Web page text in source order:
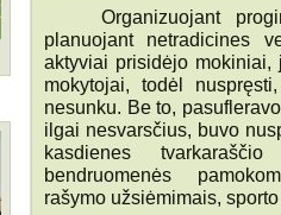
Organizuojant
planuojant netradicines
aktyviai prisidėjo
mokytojai, todėl
nesunku. Be to,
ilgai nesvarsčius, buvo
kasdienes
bendruomenės
rašymo užsiėmimais,